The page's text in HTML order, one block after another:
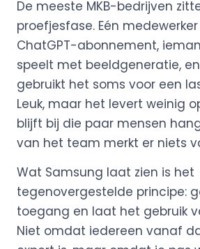
De meeste MKB-bedrijven
proefjesfase. Eén
ChatGPT-abonnement,
speelt met beeldgeneratie,
gebruikt het soms voor een
Leuk, maar het levert weinig
blijft bij die paar mensen
van het team merkt er niets
Wat Samsung laat zien is het
tegenovergestelde principe:
toegang en laat het gebruik
Niet omdat iedereen vanaf